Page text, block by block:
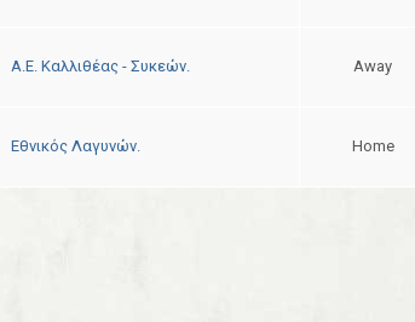
Α.Ε. Καλλιθέας - Συκεών. Away
Εθνικός Λαγυνών. Home